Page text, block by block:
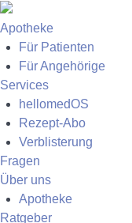
Apotheke
Für Patienten
Für Angehörige
Services
hellomedOS
Rezept-Abo
Verblisterung
Fragen
Über uns
Apotheke
Ratgeber